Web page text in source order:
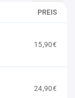
PREIS
15,90€
24,90€